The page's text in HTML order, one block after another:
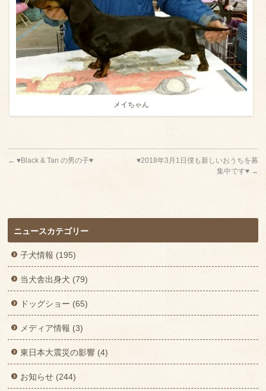
メイちゃん
← ♥Black & Tan の男の子♥
♥2018年3月1日僕も新しいおうちを募
集中です♥ →
ニュースカテゴリー
子犬情報 (195)
当犬舎出身犬 (79)
ドッグショー (65)
メディア情報 (3)
東日本大震災の影響 (4)
お知らせ (244)